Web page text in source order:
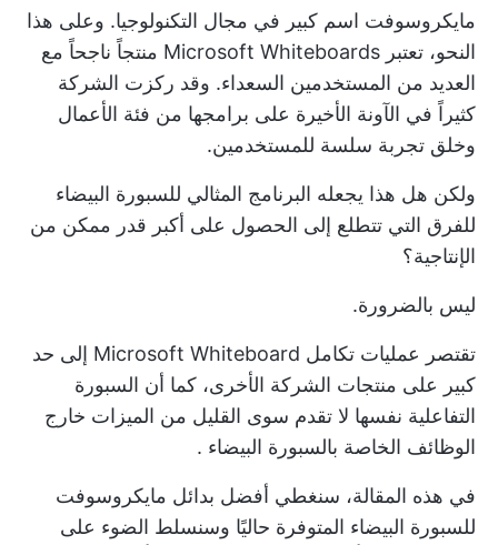
مايكروسوفت اسم كبير في مجال التكنولوجيا. وعلى هذا
النحو، تعتبر Microsoft Whiteboards منتجاً ناجحاً مع
العديد من المستخدمين السعداء. وقد ركزت الشركة
كثيراً في الآونة الأخيرة على برامجها من فئة الأعمال
وخلق تجربة سلسة للمستخدمين.
ولكن هل هذا يجعله البرنامج المثالي للسبورة البيضاء
للفرق التي تتطلع إلى الحصول على أكبر قدر ممكن من
الإنتاجية؟
ليس بالضرورة.
تقتصر عمليات تكامل Microsoft Whiteboard إلى حد
كبير على منتجات الشركة الأخرى، كما أن السبورة
التفاعلية نفسها لا تقدم سوى القليل من الميزات خارج
الوظائف الخاصة بالسبورة البيضاء .
في هذه المقالة، سنغطي أفضل بدائل مايكروسوفت
للسبورة البيضاء المتوفرة حاليًا وسنسلط الضوء على